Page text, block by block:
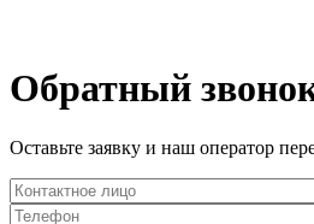
Обратный
Оставьте заявку и наш оператор